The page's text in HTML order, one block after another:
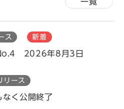
一覧
ス 新着
2026年8月3日
リース
く公開終了